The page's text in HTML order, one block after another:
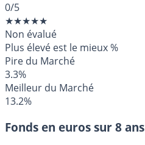
0/5
★★★★★
Non évalué
Plus élevé est le mieux%
Pire du Marché
3.3%
Meilleur du Marché
13.2%
Fonds en euros sur 8 ans